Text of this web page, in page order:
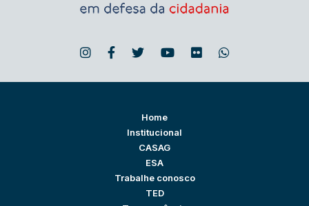
Home
Institucional
CASAG
ESA
Trabalhe conosco
TED